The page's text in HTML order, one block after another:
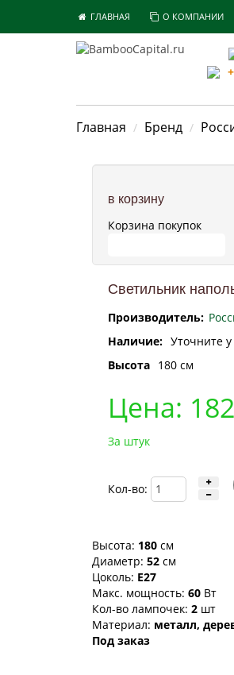
ГЛАВНАЯ О КОМПАНИИ
Главная Бренд
в корзину
Корзина покупок
Светильник
Производитель:
Наличие: Уточните
Высота 180 cм
Цена:
За штук
Кол-во:
Высота: 180 см
Диаметр: 52 см
Цоколь: Е27
Макс. мощность: 60 Вт
Кол-во лампочек: 2 шт
Материал: металл,
Под заказ